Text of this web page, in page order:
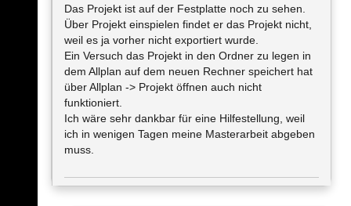
Das Projekt ist auf der Festplatte noch zu sehen.
Über Projekt einspielen findet er das Projekt nicht,
weil es ja vorher nicht exportiert wurde.
Ein Versuch das Projekt in den Ordner zu legen in
dem Allplan auf dem neuen Rechner speichert hat
über Allplan -> Projekt öffnen auch nicht
funktioniert.
Ich wäre sehr dankbar für eine Hilfestellung, weil
ich in wenigen Tagen meine Masterarbeit abgeben
muss.